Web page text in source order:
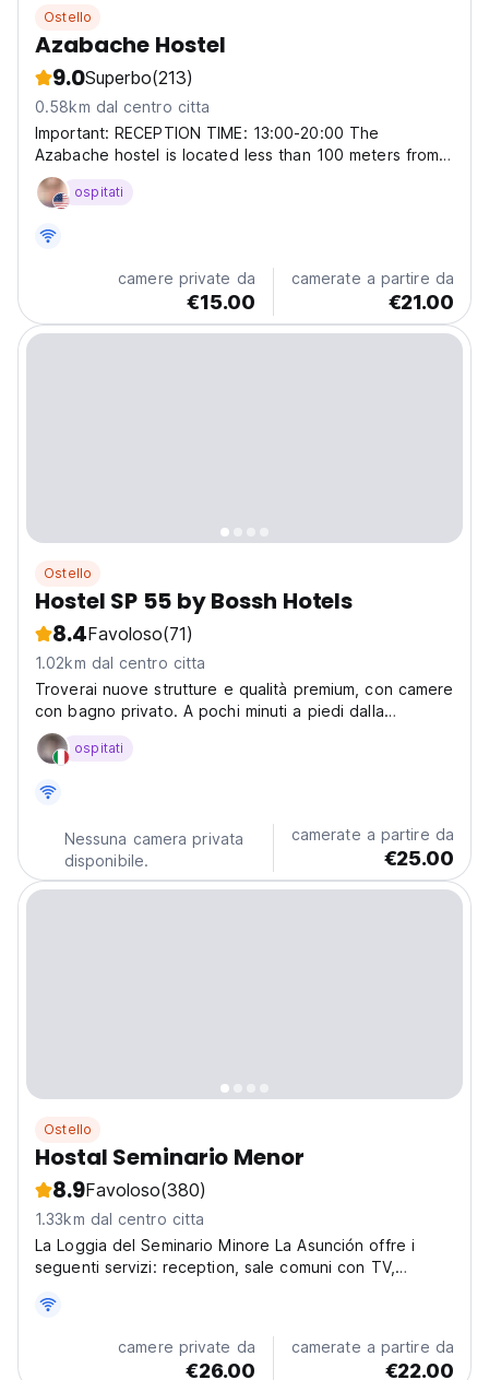
Ostello
Azabache Hostel
9.0Superbo(213)
0.58km dal centro citta
Important: RECEPTION TIME: 13:00-20:00 The
Azabache hostel is located less than 100 meters from
the Cathedral and in the heart of Santiago de
Compostela. It is the last hostel on the French Way of
in general....
ospitati
camere private da
€15.00
camerate a partire da
€21.00
Ostello
Hostel SP 55 by Bossh Hotels
8.4Favoloso(71)
1.02km dal centro citta
Troverai nuove strutture e qualità premium, con camere
con bagno privato. A pochi minuti a piedi dalla
Cattedrale di Santiago e dal centro storico.
ospitati
Nessuna camera privata
disponibile.
camerate a partire da
€25.00
Ostello
Hostal Seminario Menor
8.9Favoloso(380)
1.33km dal centro citta
La Loggia del Seminario Minore La Asunción offre i
seguenti servizi: reception, sale comuni con TV,
camere private da
€26.00
camerate a partire da
€22.00